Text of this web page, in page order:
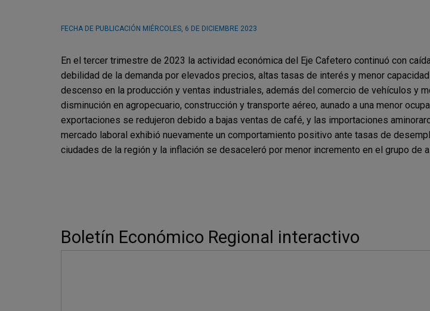
FECHA DE PUBLICACIÓN MIÉRCOLES, 6 DE DICIEMBRE 2023
En el tercer trimestre de 2023 la actividad económica del Eje Cafetero continuó con
debilidad de la demanda por elevados precios, altas tasas de interés y menor
descenso en la producción y ventas industriales, además del comercio de vehículos y
disminución en agropecuario, construcción y transporte aéreo, aunado a una menor
exportaciones se redujeron debido a bajas ventas de café, y las importaciones
mercado laboral exhibió nuevamente un comportamiento positivo ante tasas de
ciudades de la región y la inflación se desaceleró por menor incremento en el grupo de
Boletín Económico Regional interactivo